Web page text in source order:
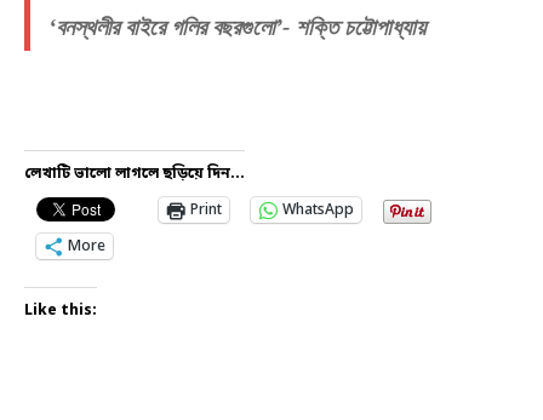
‘বনস্থলীর বাইরে গলির বছরগুলো’- শক্তি চট্টোপাধ্যায়
লেখাটি ভালো লাগলে ছড়িয়ে দিন...
Print
WhatsApp
More
Like this: